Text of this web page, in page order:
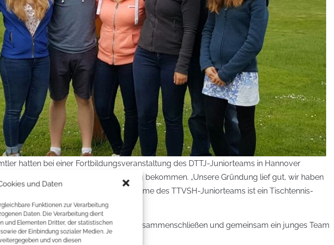
und Daten
Funktionen zur Verarbeitung
Daten. Die Verarbeitung dient
und Elementen Dritter, der statistischen
der Einbindung sozialer Medien. Je
und von diesen
hatten bei einer Fortbildungsveranstaltung des DTTJ-Juniorteams in Hannover
und wichtige Tipps mit auf den Weg bekommen. „Unsere Gründung lief gut, wir haben
Spreckelsen. Die erste Maßnahme des TTVSH-Juniorteams ist ein Tischtennis-
in Planung.
und Rheinland wollen sich zusammenschließen und gemeinsam ein junges Team